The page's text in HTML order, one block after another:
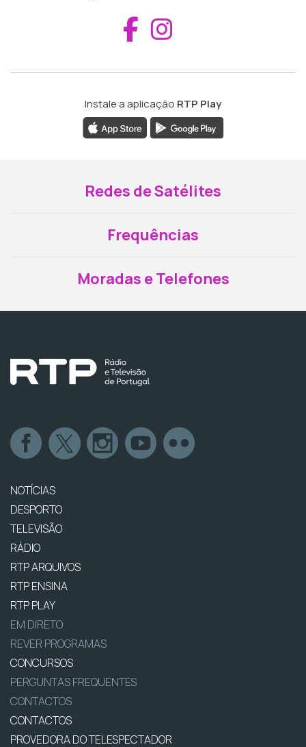
Aceder ao
Instale a aplicação RTP Play
Redes de Satélites
Frequências
Moradas e Telefones
NOTÍCIAS
DESPORTO
TELEVISÃO
RÁDIO
RTP ARQUIVOS
RTP ENSINA
RTP PLAY
EM DIRETO
REVER PROGRAMAS
CONCURSOS
PERGUNTAS FREQUENTES
CONTACTOS
CONTACTOS
PROVEDORA DO TELESPECTADOR